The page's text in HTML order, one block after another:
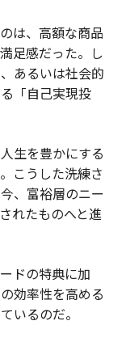
は、高額な商品
足感だった。し
あるいは社会的
「自己実現投
生を豊かにする
こうした洗練さ
、富裕層のニー
れたものへと進
ドの特典に加
効率性を高める
いるのだ。